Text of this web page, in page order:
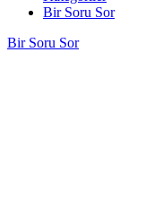
Bir Soru Sor
Bir Soru Sor